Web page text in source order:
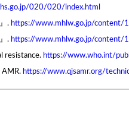
020/020/index.html
. https://www.mhlw.go.jp/
. https://www.mhlw.go.jp/content/
resistance. https://www.who.int/
AMR. https://www.qjsamr.org/